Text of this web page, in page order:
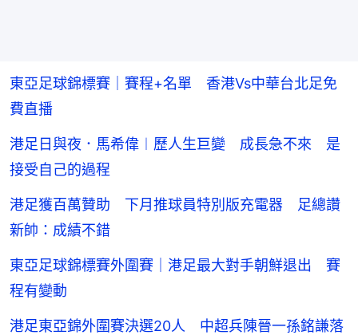
東亞足球錦標賽｜賽程+名單 香港Vs中華台北足免
費直播
港足日與夜．馬希偉︱歷人生巨變 成長急不來 是
接受自己的過程
港足獲百萬贊助 下月推球員特別版充電器 足總讚
新帥：成績不錯
東亞足球錦標賽外圍賽｜港足最大對手朝鮮退出 賽
程有變動
港足東亞錦外圍賽決選20人 中超兵陳晉一孫銘謙落